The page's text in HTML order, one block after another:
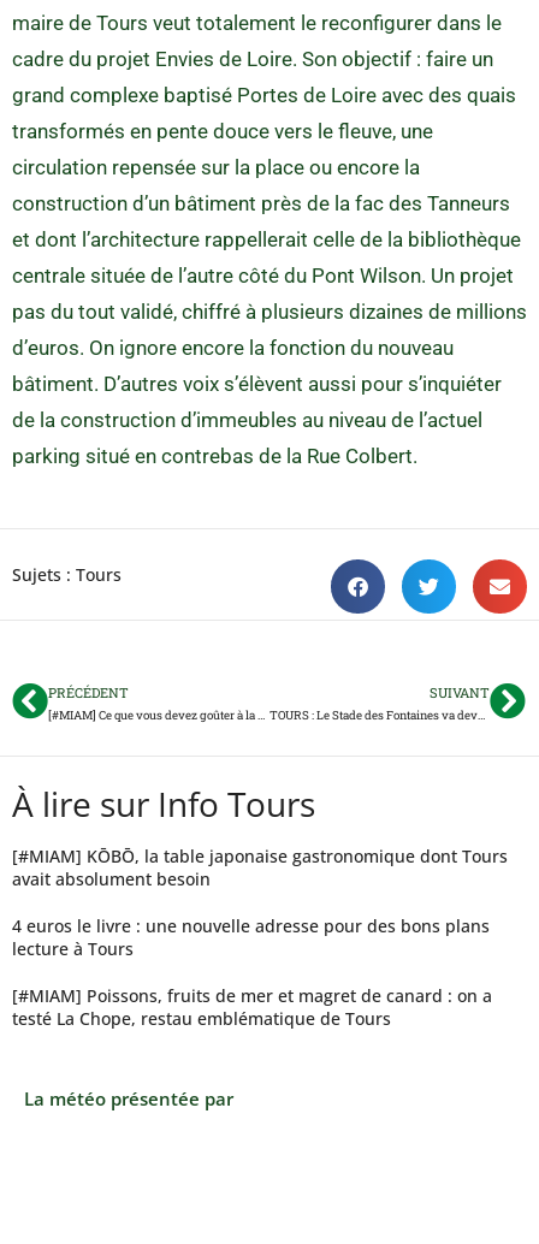
maire de Tours veut totalement le reconfigurer dans le
cadre du projet Envies de Loire. Son objectif : faire un
grand complexe baptisé Portes de Loire avec des quais
transformés en pente douce vers le fleuve, une
circulation repensée sur la place ou encore la
construction d’un bâtiment près de la fac des Tanneurs
et dont l’architecture rappellerait celle de la bibliothèque
centrale située de l’autre côté du Pont Wilson. Un projet
pas du tout validé, chiffré à plusieurs dizaines de millions
d’euros. On ignore encore la fonction du nouveau
bâtiment. D’autres voix s’élèvent aussi pour s’inquiéter
de la construction d’immeubles au niveau de l’actuel
parking situé en contrebas de la Rue Colbert.
Sujets : Tours
PRÉCÉDENT
[#MIAM] Ce que vous devez goûter à la Foire de Tours
SUIVANT
TOURS : Le Stade des Fontaines va devenir le Stade Thomas Rodriguez
À lire sur Info Tours
[#MIAM] KŌBŌ, la table japonaise gastronomique dont Tours
avait absolument besoin
4 euros le livre : une nouvelle adresse pour des bons plans
lecture à Tours
[#MIAM] Poissons, fruits de mer et magret de canard : on a
testé La Chope, restau emblématique de Tours
La météo présentée par